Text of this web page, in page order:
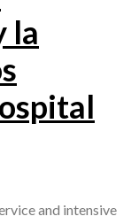
la
and intensive